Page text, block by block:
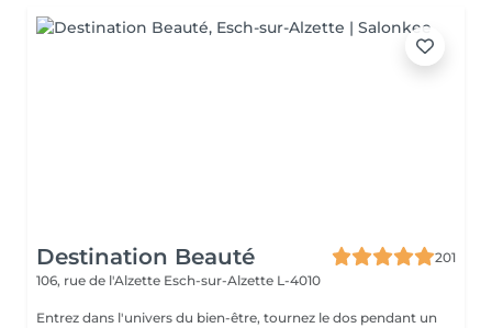
Destination Beauté
201
106, rue de l'Alzette Esch-sur-Alzette L-4010
Entrez dans l'univers du bien-être, tournez le dos pendant un